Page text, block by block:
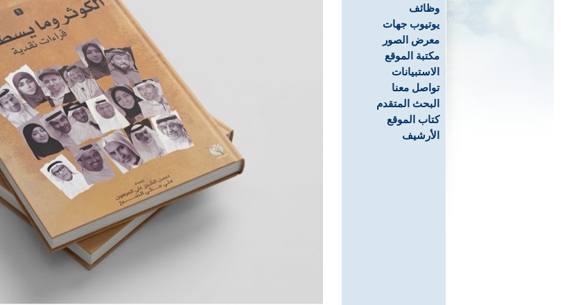
وظائف
يوتيوب جهات
معرض الصور
مكتبة الموقع
الاستبيانات
تواصل معنا
البحث المتقدم
كتاب الموقع
الأرشيف